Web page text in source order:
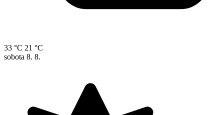
33 °C 21 °C
sobota 8. 8.